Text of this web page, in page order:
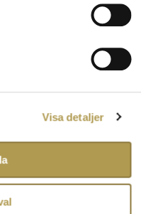
Visa detaljer
över
spelar roll på
utan svensk
funktioner och